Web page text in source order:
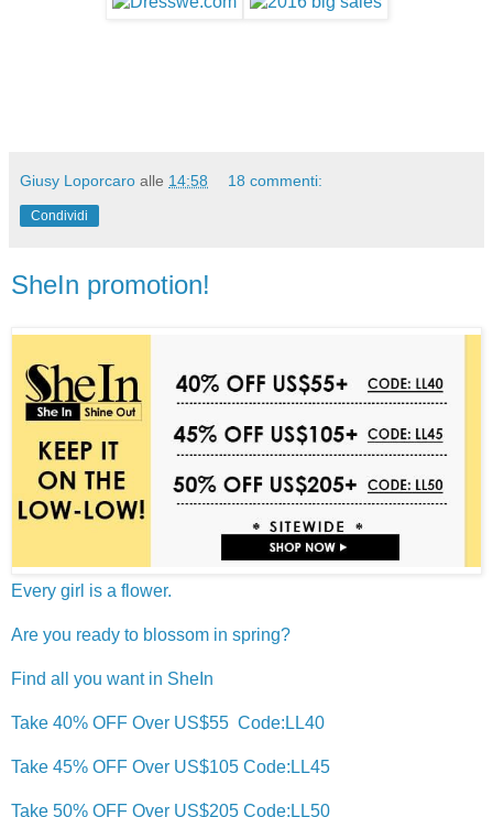
Giusy Loporcaro alle 14:58 18 commenti:
Condividi
SheIn promotion!
Every girl is a flower.
Are you ready to blossom in spring?
Find all you want in SheIn
Take 40% OFF Over US$55 Code:LL40
Take 45% OFF Over US$105 Code:LL45
Take 50% OFF Over US$205 Code:LL50